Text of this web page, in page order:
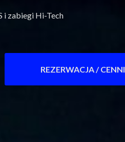
i zabiegi Hi-Tech
REZERWACJA /